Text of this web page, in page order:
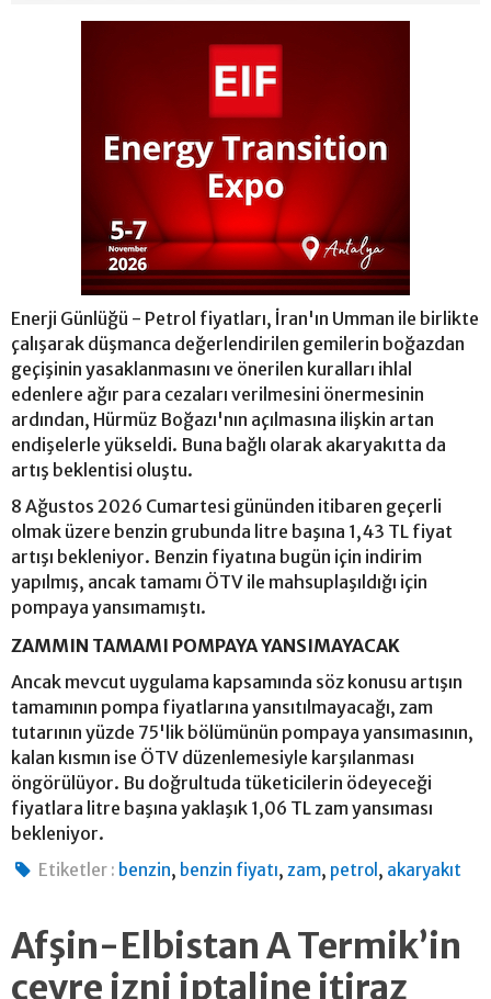
Enerji Günlüğü - Petrol fiyatları, İran'ın Umman ile birlikte
çalışarak düşmanca değerlendirilen gemilerin boğazdan
geçişinin yasaklanmasını ve önerilen kuralları ihlal
edenlere ağır para cezaları verilmesini önermesinin
ardından, Hürmüz Boğazı'nın açılmasına ilişkin artan
endişelerle yükseldi. Buna bağlı olarak akaryakıtta da
artış beklentisi oluştu.
8 Ağustos 2026 Cumartesi gününden itibaren geçerli
olmak üzere benzin grubunda litre başına 1,43 TL fiyat
artışı bekleniyor. Benzin fiyatına bugün için indirim
yapılmış, ancak tamamı ÖTV ile mahsuplaşıldığı için
pompaya yansımamıştı.
ZAMMIN TAMAMI POMPAYA YANSIMAYACAK
Ancak mevcut uygulama kapsamında söz konusu artışın
tamamının pompa fiyatlarına yansıtılmayacağı, zam
tutarının yüzde 75'lik bölümünün pompaya yansımasının,
kalan kısmın ise ÖTV düzenlemesiyle karşılanması
öngörülüyor. Bu doğrultuda tüketicilerin ödeyeceği
fiyatlara litre başına yaklaşık 1,06 TL zam yansıması
bekleniyor.
Etiketler : benzin, benzin fiyatı,zam, petrol , akaryakıt
Afşin-Elbistan A Termik’in
çevre izni iptaline itiraz